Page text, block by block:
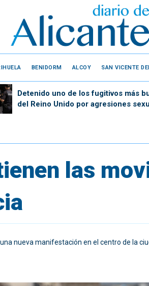
BENIDORM ALCOY SAN VICENTE
Detenido uno de los fugitivos más
del Reino Unido por agresiones
las
nueva manifestación en el centro de la